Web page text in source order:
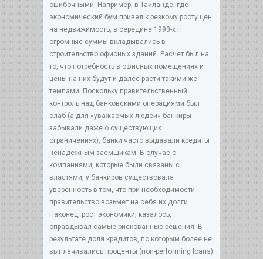
ошибочными. Например, в Таиланде, где
экономический бум привел к резкому росту цен
на недвижимость, в середине 1990-х гг.
огромные суммы вкладывались в
строительство офисных зданий. Расчет был на
то, что потребность в офисных помещениях и
цены на них будут и далее расти такими же
темпами. Поскольку правительственный
контроль над банковскими операциями был
слаб (а для «уважаемых людей» банкиры
забывали даже о существующих
ограничениях), банки часто выдавали кредиты
ненадежным заемщикам. В случае с
компаниями, которые были связаны с
властями, у банкиров существовала
уверенность в том, что при необходимости
правительство возьмет на себя их долги.
Наконец, рост экономики, казалось,
оправдывал самые рискованные решения. В
результате доля кредитов, по которым более не
выплачивались проценты (non-performing loans)